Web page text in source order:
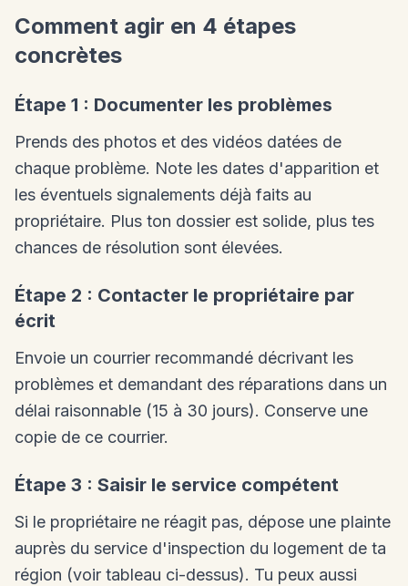
Comment agir en 4 étapes
concrètes
Étape 1 : Documenter les problèmes
Prends des photos et des vidéos datées de
chaque problème. Note les dates d'apparition et
les éventuels signalements déjà faits au
propriétaire. Plus ton dossier est solide, plus tes
chances de résolution sont élevées.
Étape 2 : Contacter le propriétaire par
écrit
Envoie un courrier recommandé décrivant les
problèmes et demandant des réparations dans un
délai raisonnable (15 à 30 jours). Conserve une
copie de ce courrier.
Étape 3 : Saisir le service compétent
Si le propriétaire ne réagit pas, dépose une plainte
auprès du service d'inspection du logement de ta
région (voir tableau ci-dessus). Tu peux aussi